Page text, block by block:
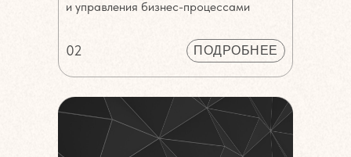
и управления бизнес-процессами
02 ПОДРОБНЕЕ